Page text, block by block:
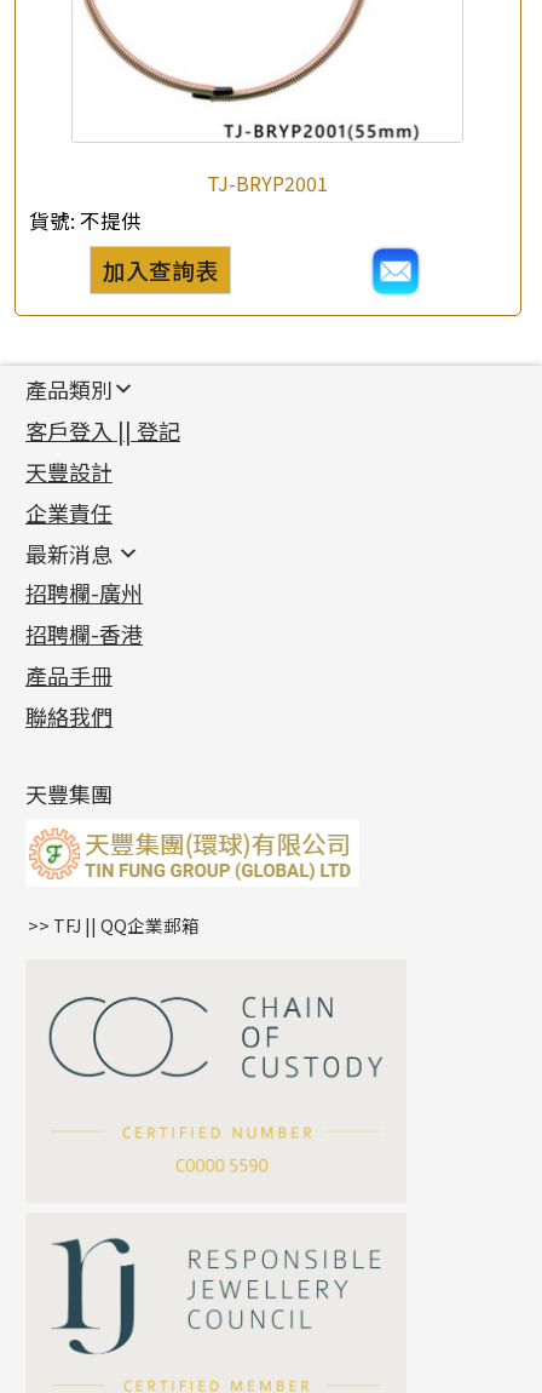
TJ-BRYP2001
貨號: 不提供
加入查詢表
公司名稱
聯絡電話
產品類別
新產品
足金系列
足金配件
機織鏈系列
珠仔鏈
镶口链
管狀網鏈
十字車花鏈系列
十字閃O鏈系列
十字錘打鏈系列
側身車花鏈系列
側身鏈系列
雙十字鏈系列
水波鏈系列
蛇骨鏈系列
鏈尾系列
嘴唇鏈系列
S車花鏈系列
珍珠鏈系列
坦克鏈系列
滿天星鏈系列
方假繩鏈系列
首飾配件
耳環類配件
卷迫系列
螺絲迫系列
梅花迫系列
平臺迫系列
綫拍系列
美拍系列
耳環扣系列
耳綫/耳鈎系列
耳環爪頭
耳環
鏈類配件
動感車花吊墜
調節珠系列
生圈扣系列
龍蝦扣系列
鴨俐制系列
字母吊墜
相盒吊墜
項鏈吊墜
生肖吊墜
星座吊墜
珠扣
其他類配件
珠盤系列
袖口鈕系列
焊片及鐳射綫
空心車花管
珠類配件
無孔光身珠
空心光身珠
無孔批花珠
鑲口類
四爪頭系列
六爪頭系列
車花片
動感車花片
鑲口戒指
鑲口手鏈系列
首飾系列
手镯系列
戒指系列
空心耳環
空心车花管首饰链
空心手鐲系列
貴金屬原料
千足金
記憶金屬系列
記憶戒指
拉簧珠珠手鏈
記憶鈦手鐲
客戶登入 || 登記
天豐設計
企業責任
最新消息
最新消息
各項證書(2)
相片集(9)
展覽會資訊
最新產品資訊
招聘欄-廣州
招聘欄-香港
產品手冊
聯絡我們
天豐集團
>> TFJ || QQ企業郵箱